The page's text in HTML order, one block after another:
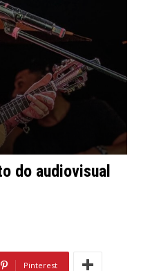
do audiovisual
Pinterest